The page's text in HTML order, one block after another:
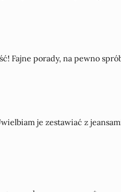
Fajne porady, na pewno
je zestawiać z